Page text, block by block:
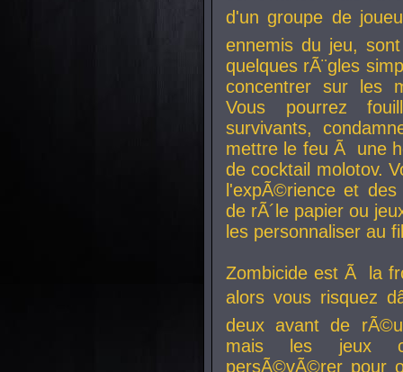
d'un groupe de
ennemis du jeu,
quelques rÃ¨gles
concentrer sur les
Vous pourrez
survivants,
mettre le feu Ã une
de cocktail molotov.
l'expÃ©rience et
de rÃ´le papier ou
les personnaliser au
Zombicide est Ã la
alors vous risquez
deux avant de
mais les jeux
persÃ©vÃ©rer pour